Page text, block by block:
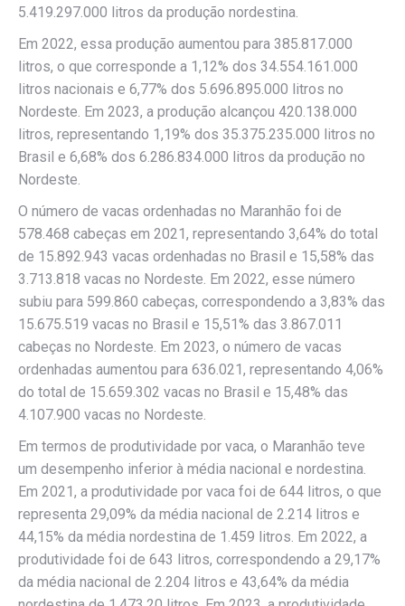
5.419.297.000 litros da produção nordestina.
Em 2022, essa produção aumentou para 385.817.000
litros, o que corresponde a 1,12% dos 34.554.161.000
litros nacionais e 6,77% dos 5.696.895.000 litros no
Nordeste. Em 2023, a produção alcançou 420.138.000
litros, representando 1,19% dos 35.375.235.000 litros no
Brasil e 6,68% dos 6.286.834.000 litros da produção no
Nordeste.
O número de vacas ordenhadas no Maranhão foi de
578.468 cabeças em 2021, representando 3,64% do total
de 15.892.943 vacas ordenhadas no Brasil e 15,58% das
3.713.818 vacas no Nordeste. Em 2022, esse número
subiu para 599.860 cabeças, correspondendo a 3,83% das
15.675.519 vacas no Brasil e 15,51% das 3.867.011
cabeças no Nordeste. Em 2023, o número de vacas
ordenhadas aumentou para 636.021, representando 4,06%
do total de 15.659.302 vacas no Brasil e 15,48% das
4.107.900 vacas no Nordeste.
Em termos de produtividade por vaca, o Maranhão teve
um desempenho inferior à média nacional e nordestina.
Em 2021, a produtividade por vaca foi de 644 litros, o que
representa 29,09% da média nacional de 2.214 litros e
44,15% da média nordestina de 1.459 litros. Em 2022, a
produtividade foi de 643 litros, correspondendo a 29,17%
da média nacional de 2.204 litros e 43,64% da média